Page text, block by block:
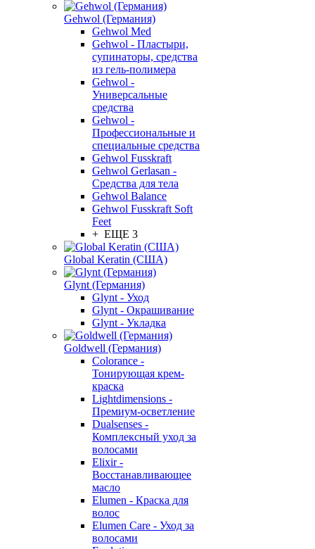
Gehwol (Германия)
Gehwol Med
Gehwol - Пластыри,
супинаторы, средства
из гель-полимера
Gehwol -
Универсальные
средства
Gehwol -
Профессиональные и
специальные средства
Gehwol Fusskraft
Gehwol Gerlasan -
Средства для тела
Gehwol Balance
Gehwol Fusskraft Soft
Feet
+ ЕЩЕ 3
Global Keratin (США)
Glynt (Германия)
Glynt - Уход
Glynt - Окрашивание
Glynt - Укладка
Goldwell (Германия)
Colorance -
Тонирующая крем-
краска
Lightdimensions -
Премиум-осветление
Dualsenses -
Комплексный уход за
волосами
Elixir -
Восстанавливающее
масло
Elumen - Краска для
волос
Elumen Care - Уход за
волосами